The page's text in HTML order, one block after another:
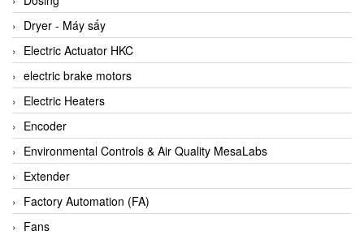
ANDILOG Technologies Vietnam
Anritsu
ANTEC S.A
Antico pumps
Anybus/ HMS
AOBEN
Apex Dynamics Vietnam
Apex Dynamics Vietnam
Apiste
Dryer - Máy sấy
Electric Actuator HKC
electric brake motors
Electric Heaters
Encoder
Environmental Controls & Air Quality MesaLabs
Extender
Factory Automation (FA)
Fans